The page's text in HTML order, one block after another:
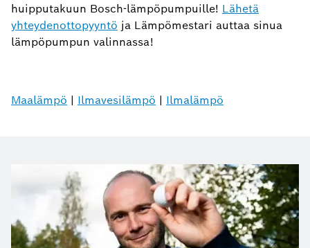
huipputakuun Bosch-lämpöpumpuille! Lähetä
yhteydenottopyyntö ja Lämpömestari auttaa sinua
lämpöpumpun valinnassa!
Maalämpö | Ilmavesilämpö | Ilmalämpö